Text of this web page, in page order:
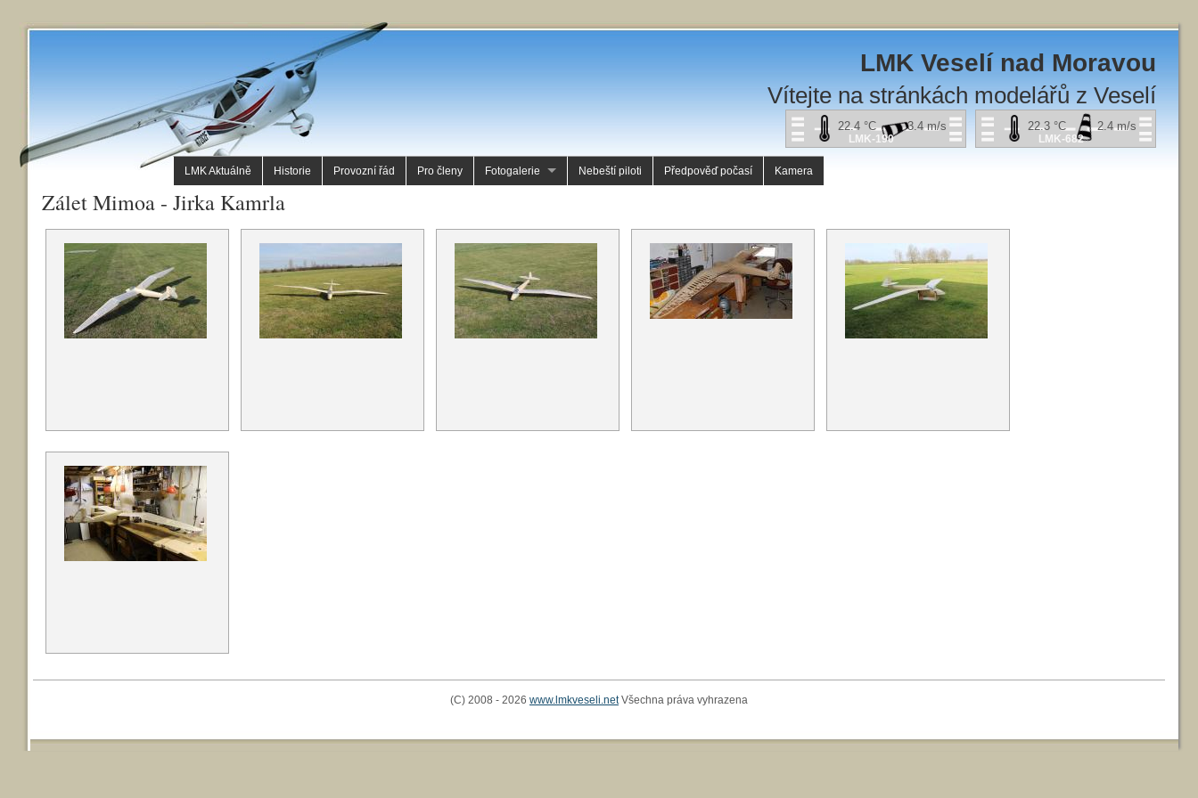
LMK Veselí nad Moravou
Vítejte na stránkách modelářů z Veselí
2.4m/s
22.3 °C
LMK-682
3.4m/s
22.4 °C
LMK-190
LMK Aktuálně Historie Provozní řád Pro členy Fotogalerie Nebeští piloti Předpověď počasí Kamera
Zálet Mimoa - Jirka Kamrla
(C) 2008 - 2026 www.lmkveseli.netVšechna práva vyhrazena